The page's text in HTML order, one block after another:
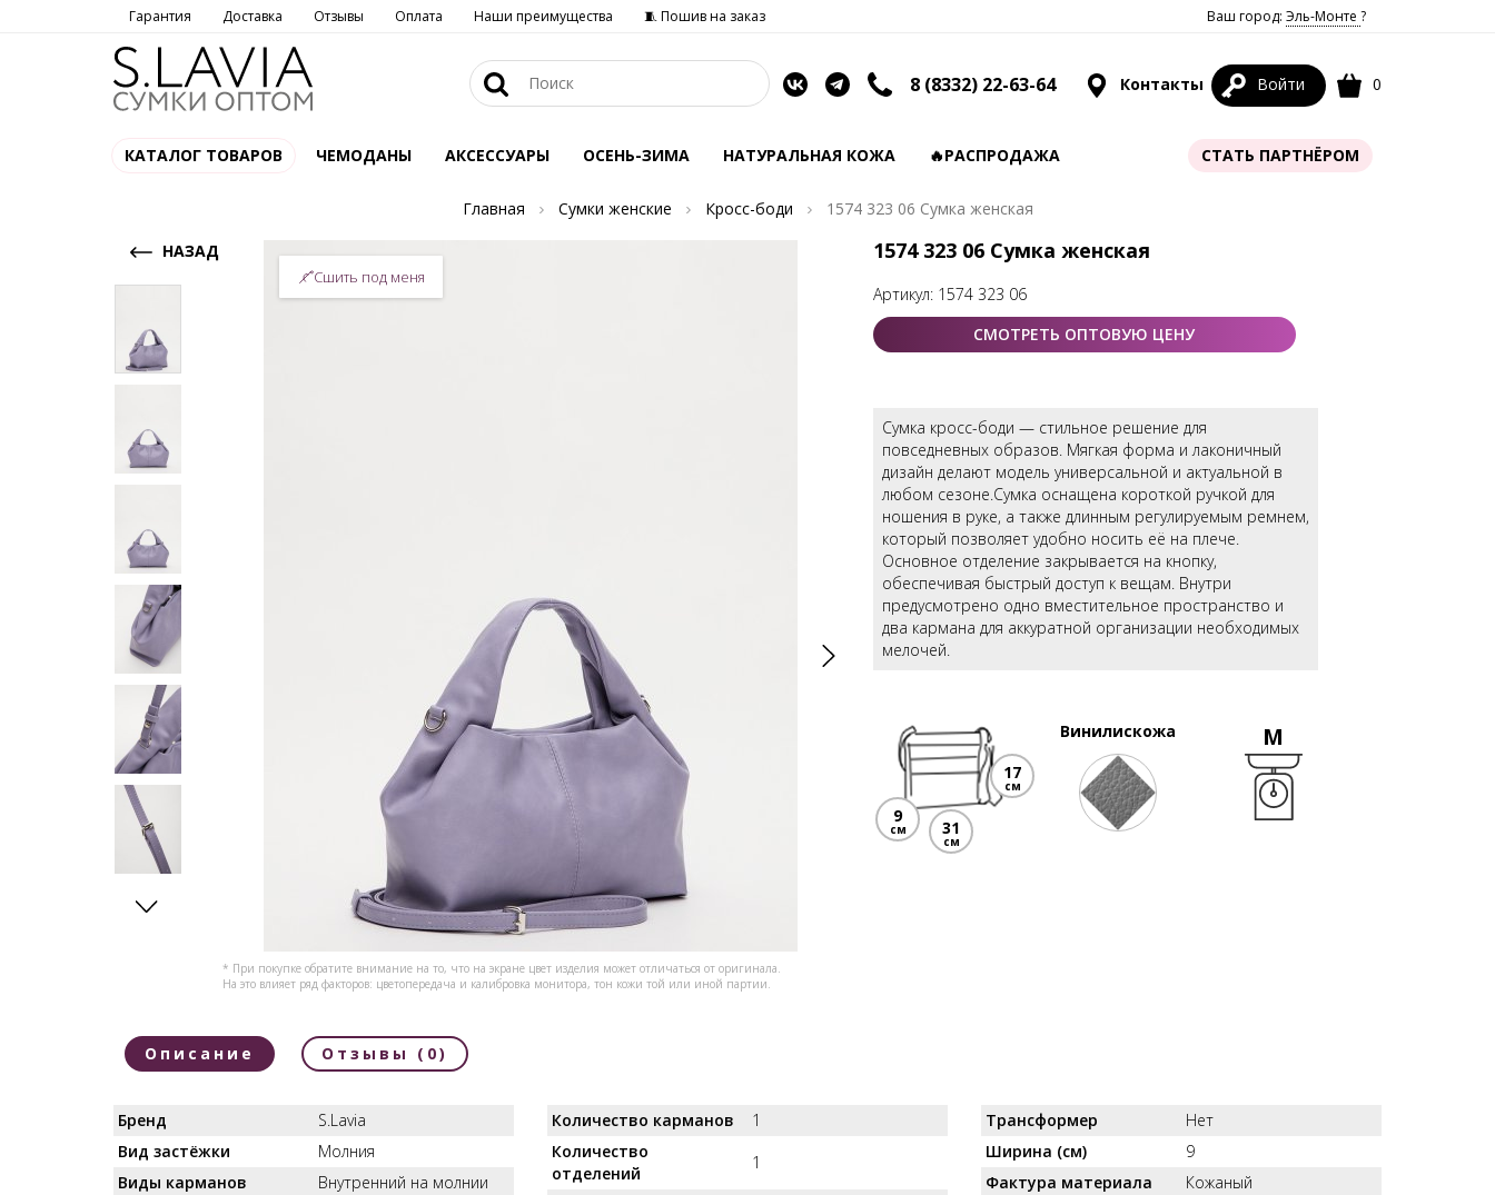
Гарантия Доставка Отзывы Оплата Наши преимущества 🧵 Пошив на заказ Ваш город: Эль-Монте ?
8 (8332) 22-63-64 Контакты Войти 0
КАТАЛОГ ТОВАРОВ ЧЕМОДАНЫ АКСЕССУАРЫ ОСЕНЬ-ЗИМА НАТУРАЛЬНАЯ КОЖА 🔥РАСПРОДАЖА СТАТЬ ПАРТНЁРОМ
Главная Сумки женские Кросс-боди
1574 323 06 Сумка женская
НАЗАД
* При покупке обратите внимание на то, что на экране цвет изделия может отличаться от оригинала.
На это влияет ряд факторов: цветопередача и калибровка монитора, тон кожи той или иной партии.
Сшить под меня
1574 323 06 Сумка женская
Артикул: 1574 323 06
СМОТРЕТЬ ОПТОВУЮ ЦЕНУ
Сумка кросс-боди — стильное решение для
повседневных образов. Мягкая форма и лаконичный
дизайн делают модель универсальной и актуальной в
любом сезоне.Сумка оснащена короткой ручкой для
ношения в руке, а также длинным регулируемым ремнем,
который позволяет удобно носить её на плече.
Основное отделение закрывается на кнопку,
обеспечивая быстрый доступ к вещам. Внутри
предусмотрено одно вместительное пространство и
два кармана для аккуратной организации необходимых
мелочей.
9
см
17
см
31
см
Винилискожа M
Описание Отзывы (0)
Бренд
S.Lavia
Вид застёжки
Молния
Виды карманов
Внутренний на молнии
Количество карманов
1
Количество
отделений
1
Трансформер
Нет
Ширина (см)
9
Фактура материала
Кожаный